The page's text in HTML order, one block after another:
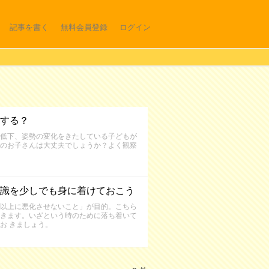
記事を書く 無料会員登録 ログイン
る？
下、姿勢の変化をきたしている子どもが
お子さんは大丈夫でしょうか？よく観察
を少しでも身に着けておこう
上に悪化させないこと」が目的。こちら
ます。いざという時のために落ち着いて
きましょう。